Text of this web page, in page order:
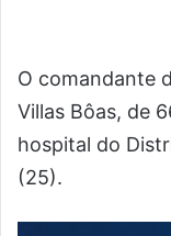
O comandante
Villas Bôas, de
hospital do
(25).